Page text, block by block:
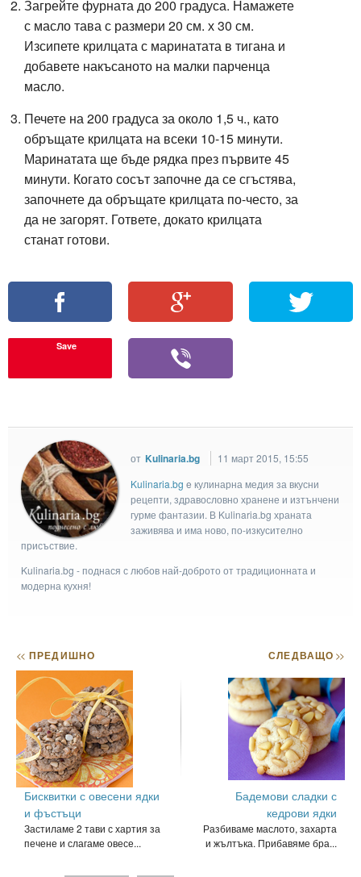
Загрейте фурната до 200 градуса. Намажете
с масло тава с размери 20 см. х 30 см.
Изсипете крилцата с маринатата в тигана и
добавете накъсаното на малки парченца
масло.
Печете на 200 градусаза около 1,5 ч., като
обръщате крилцата на всеки 10-15 минути.
Маринатата ще бъде рядка през първите 45
минути. Когато сосът започне да се сгъстява,
започнете да обръщате крилцата по-често, за
да не загорят. Гответе, докато крилцата
станат готови.
Save
от Kulinaria.bg
11 март 2015, 15:55
Kulinaria.bg e кулинарна медия за вкусни
рецепти, здравословно хранене и изтънчени
гурме фантазии. В Kulinaria.bg храната
заживява и има ново, по-изкусително
присъствие.
Kulinaria.bg - поднася с любов най-доброто от традиционната и
модерна кухня!
<< ПРЕДИШНО
Бисквитки с овесени ядки
и фъстъци
Застиламе 2 тави с хартия за
печене и слагаме овесе...
СЛЕДВАЩО>>
Бадемови сладки с
кедрови ядки
Разбиваме маслото, захарта
и жълтъка. Прибавяме бра...